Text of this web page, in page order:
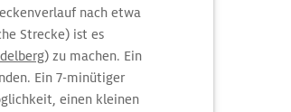
nach etwa
Strecke) ist es
) zu machen. Ein
Ein 7-minütiger
einen kleinen